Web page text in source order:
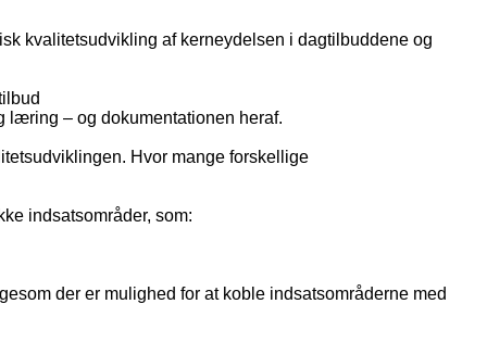
kvalitetsudvikling af kerneydelsen i dagtilbuddene og
læring – og dokumentationen heraf.
Hvor mange forskellige
indsatsområder, som:
der er mulighed for at koble indsatsområderne med